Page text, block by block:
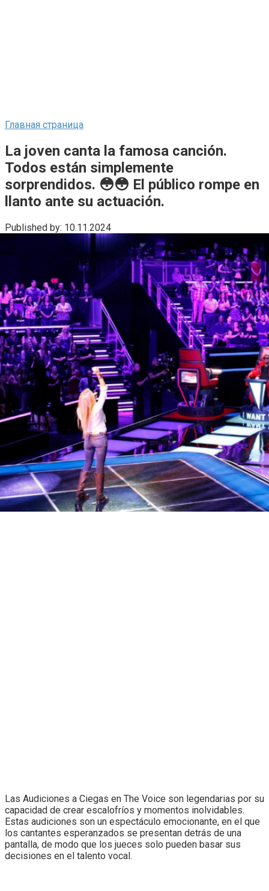
Главная страница
La joven canta la famosa canción.
Todos están simplemente
sorprendidos. 😳😳 El público rompe en
llanto ante su actuación.
Published by: 10.11.2024
Las Audiciones a Ciegas en The Voice son legendarias por su
capacidad de crear escalofríos y momentos inolvidables.
Estas audiciones son un espectáculo emocionante, en el que
los cantantes esperanzados se presentan detrás de una
pantalla, de modo que los jueces solo pueden basar sus
decisiones en el talento vocal.